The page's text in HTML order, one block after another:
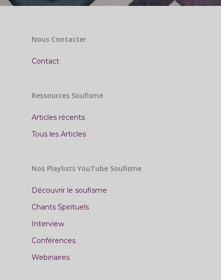
Nous Contacter
Contact
Ressources Soufisme
Articles récents
Tous les Articles
Nos Playlists YouTube Soufisme
Découvrir le soufisme
Chants Spirituels
Interview
Conférences
Webinaires